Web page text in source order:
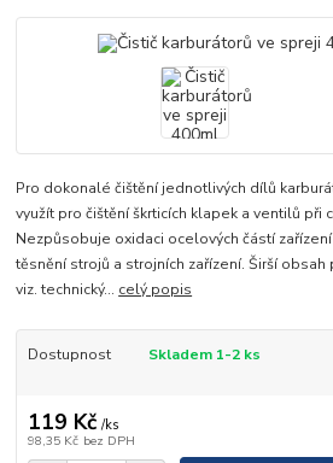
Pro dokonalé čištění jednotlivých dílů
využít pro čištění škrticích klapek a ventilů při
Nezpůsobuje oxidaci ocelových částí
těsnění strojů a strojních zařízení. Širší
viz. technický... celý popis
Dostupnost Skladem 1-2 ks
119 Kč /ks
98,35 Kč bez DPH